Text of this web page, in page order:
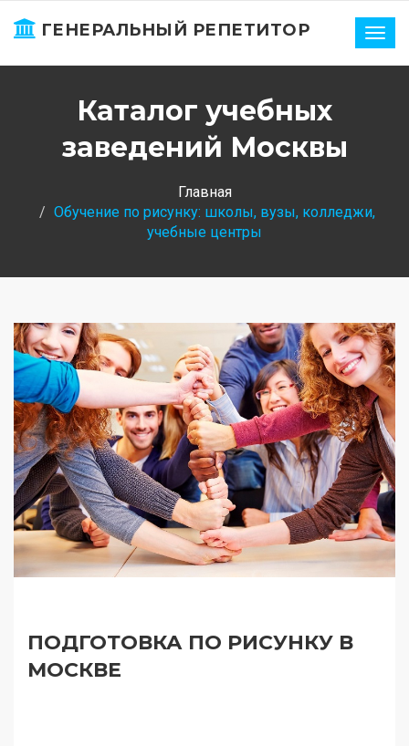
ГЕНЕРАЛЬНЫЙ РЕПЕТИТОР
Каталог учебных
заведений Москвы
Главная
Обучение по рисунку: школы, вузы, колледжи,
учебные центры
ПОДГОТОВКА ПО РИСУНКУ В
МОСКВЕ